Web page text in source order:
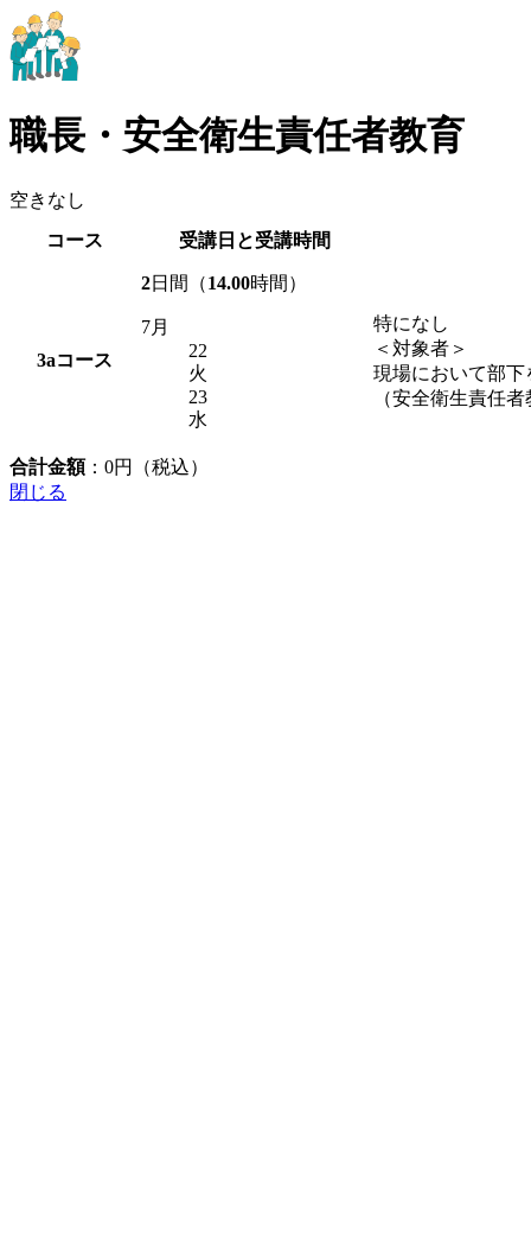
職長・安全衛生責任者教育
空きなし
コース
受講日と受講時間
3aコース
2日間（14.00時間）
7月
22
火
23
水
特になし
＜対象者＞
現場において部
（安全衛生責任
合計金額： 0円（税込）
閉じる